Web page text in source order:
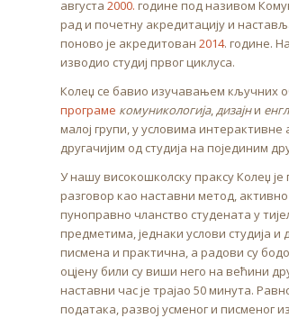
августа 2000. године под називом
рад и почетну акредитацију и
поново је акредитован 2014. године.
изводио студиј првог циклуса.
Колеџ се бавио изучавањем кључних
програме комуникологија,дизајни
малој групи, у условима
другачијим од студија на појединим
У нашу високошколску праксу Колеџ је
разговор као наставни метод,
пуноправно чланство студената у
предметима, једнаки услови студија
писмена и практична, а радови су
оцјену били су виши него на већини
наставни час је трајао 50 минута.
података, развој усменог и писменог